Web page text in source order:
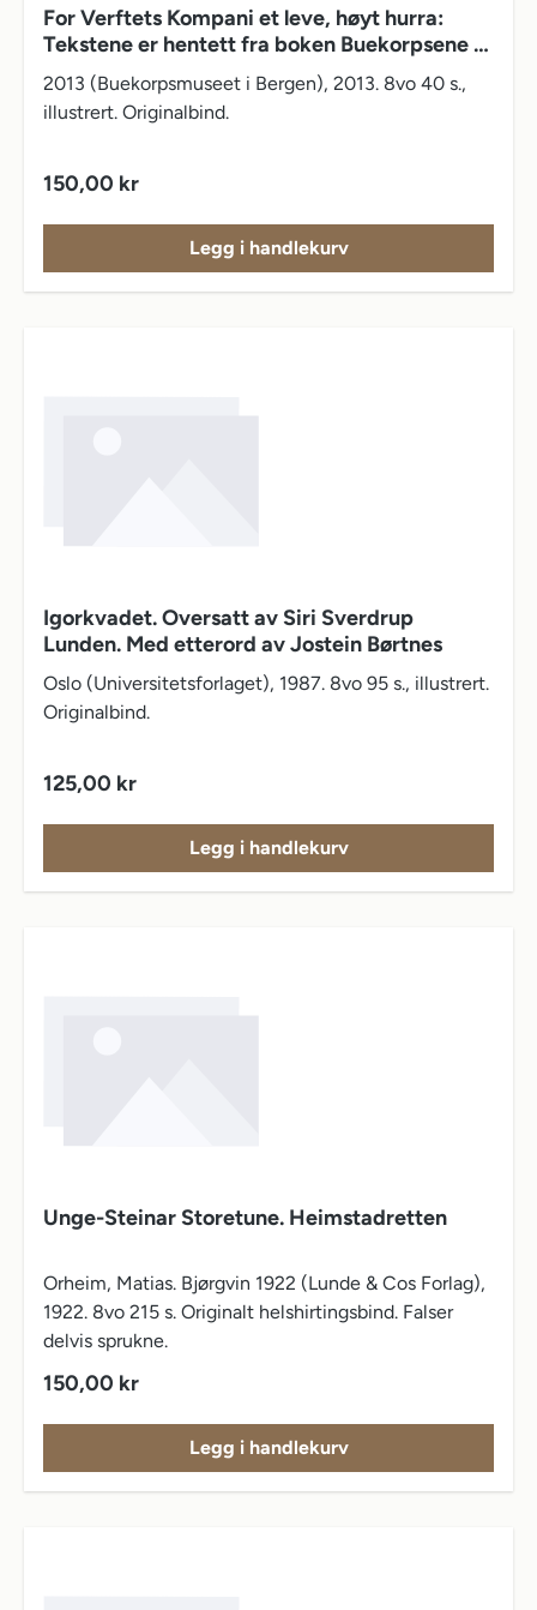
For Verftets Kompani et leve, høyt hurra:
Tekstene er hentett fra boken Buekorpsene i
Bergen av Torstein Sletten
2013 (Buekorpsmuseet i Bergen), 2013. 8vo 40 s.,
illustrert. Originalbind.
Vanlig pris:
150,00 kr
Legg i handlekurv
Igorkvadet. Oversatt av Siri Sverdrup
Lunden. Med etterord av Jostein Børtnes
Oslo (Universitetsforlaget), 1987. 8vo 95 s., illustrert.
Originalbind.
Vanlig pris:
125,00 kr
Legg i handlekurv
Unge-Steinar Storetune. Heimstadretten
Orheim, Matias. Bjørgvin 1922 (Lunde & Cos Forlag),
1922. 8vo 215 s. Originalt helshirtingsbind. Falser
delvis sprukne.
Vanlig pris:
150,00 kr
Legg i handlekurv